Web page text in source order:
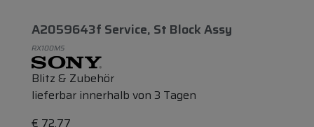
A2059643f Service, St Block Assy
RX100M5
Blitz & Zubehör
lieferbar innerhalb von 3 Tagen
€ 72,77